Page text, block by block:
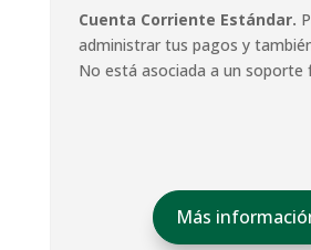
Cuenta Corriente Estándar.
administrar tus pagos y
No está asociada a un soporte
Más